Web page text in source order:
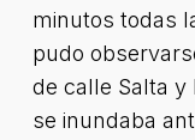
minutos todas
pudo
de calle Salta y
se inundaba